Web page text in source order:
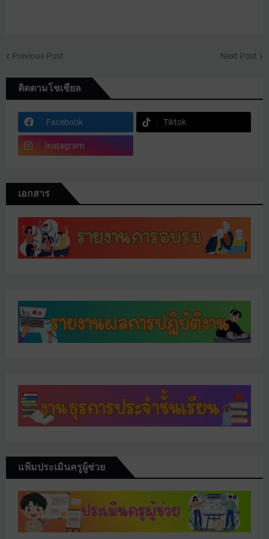
Previous Post Next Post
ติดตามโซเชียล
Facebook Tiktok
Instagram
เอกสาร
แฟ้มประเมินครูผู้ช่วย